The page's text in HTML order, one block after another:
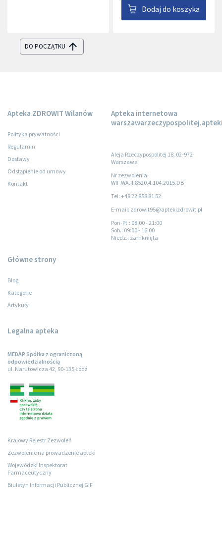
Dodaj do koszyka
DO POCZĄTKU
Apteka ZDROWIT Wilanów
Polityka prywatności
Regulamin
Dostawy
Odstąpienie od umowy
Kontakt
Apteka internetowa
Aleja Rzeczypospolitej 18, 02-972
Warszawa
Nr zezwolenia:
WIF.WA.II.8520.4.104.2015.DB
Tel: +48 22 858 81 52
E-mail: zdrowit95@aptekizdrowit.pl
Pon-Pt.: 08:00 - 21:00
Sob.: 09:00 - 16:00
Niedz.: zamknięta
Główne strony
Blog
Kategorie
Artykuły
Legalna apteka
MEDAP Spółka z ograniczoną
odpowiedzialnością
ul. Narutowicza 42, 90-135 Łódź
Krajowy Rejestr Zezwoleń
Zezwolenie na prowadzenie apteki
Wojewódzki Inspektorat
Farmaceutyczny
Biuletyn Informacji Publicznej GIF